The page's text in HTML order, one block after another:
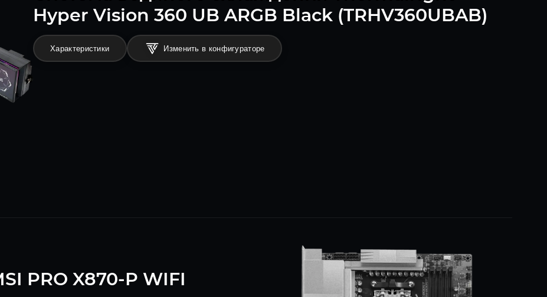
Hyper Vision 360 UB ARGB Black (TRHV360UBAB)
Характеристики Изменить в конфигураторе
PRO X870-P WIFI